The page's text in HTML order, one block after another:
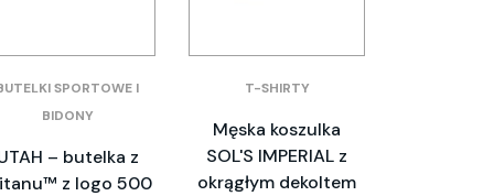
SPORTOWE I
BIDONY
– butelka z
z logo 500
T-SHIRTY
Męska koszulka
SOL'S IMPERIAL z
okrągłym dekoltem